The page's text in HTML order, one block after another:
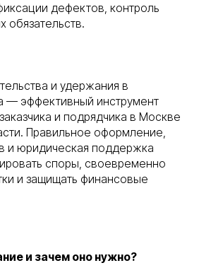
дефектов, контроль
обязательств.
и удержания в
— эффективный инструмент
и подрядчика в Москве
Правильное оформление,
и юридическая поддержка
споры, своевременно
и защищать финансовые
и зачем оно нужно?